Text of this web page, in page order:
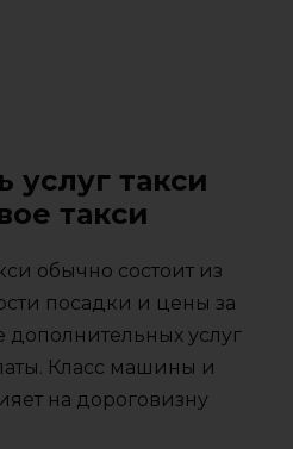
услуг такси
такси
обычно состоит из
посадки и цены за
дополнительных услуг
Класс машины и
на дороговизну